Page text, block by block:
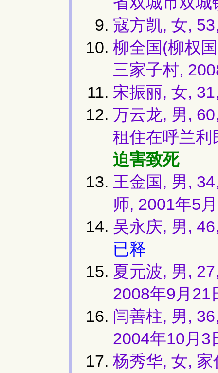
寇方凯, 女,
柳全国(柳权
三家子村,
宋振丽, 女,
万云龙, 男,
租住在呼兰利
迫害致死
王金国, 男,
师, 2001年5
吴永庆, 男,
已释
夏元波, 男,
2008年9月21
闫善柱, 男,
2004年10月3
杨秀华, 女,